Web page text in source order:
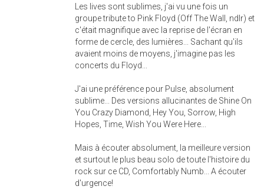
Les lives sont sublimes, j'ai vu une fois un
groupe tribute to Pink Floyd (Off The Wall, ndlr) et
c'était magnifique avec la reprise de l'écran en
forme de cercle, des lumières... Sachant qu'ils
avaient moins de moyens, j'imagine pas les
concerts du Floyd...
J'ai une préférence pour Pulse, absolument
sublime... Des versions allucinantes de Shine On
You Crazy Diamond, Hey You, Sorrow, High
Hopes, Time, Wish You Were Here...
Mais à écouter absolument, la meilleure version
et surtout le plus beau solo de toute l'histoire du
rock sur ce CD, Comfortably Numb... A écouter
d'urgence!